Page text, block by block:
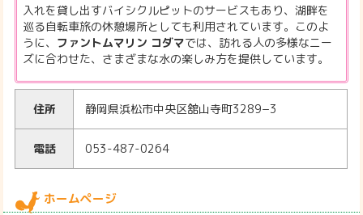
入れを貸し出すバイシクルピットのサービスもあり、湖畔を
巡る自転車旅の休憩場所としても利用されています。このよ
うに、 ファントムマリン コダマでは、訪れる人の多様なニー
ズに合わせた、さまざまな水の楽しみ方を提供しています。
住所 静岡県浜松市中央区舘山寺町3289−3
電話 053-487-0264
ホームページ